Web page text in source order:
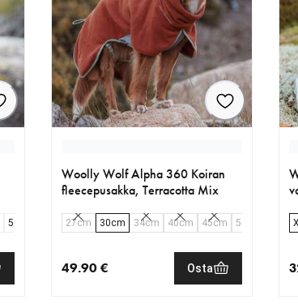
50cm 57cm 65cm 70cm
Woolly Wolf Alpha 360 Koiran
fleecepusakka, Terracotta Mix
27cm 30cm 34cm 40cm 45cm 50cm 57cm
49.90 € Osta